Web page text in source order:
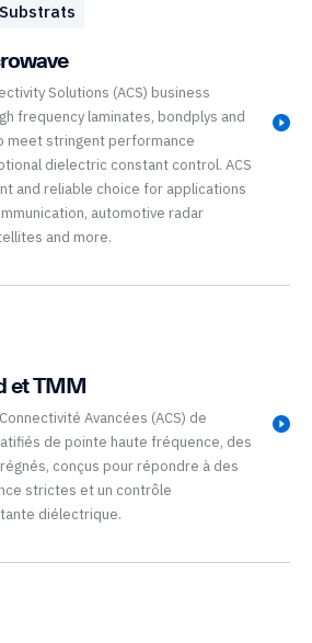
Substrats
Solutions (ACS) business
frequency laminates, bondplys and
meet stringent performance
dielectric constant control. ACS
and reliable choice for applications
automotive radar
and more.
et TMM
Avancées (ACS) de
de pointe haute fréquence, des
conçus pour répondre à des
strictes et un contrôle
diélectrique.